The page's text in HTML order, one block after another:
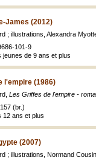
James (2012)
; illustrations, Alexandra
101-9
jeunes de 9 ans et plus
l'empire (1986)
Les Griffes de l'empire -
(br.)
12 ans et plus
(2007)
; illustrations, Normand